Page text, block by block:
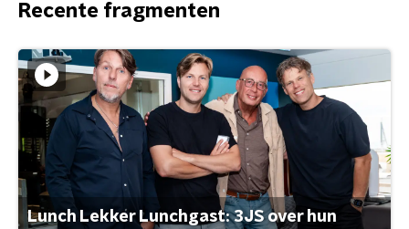
Recente fragmenten
Lunch Lekker Lunchgast: 3JS over hun